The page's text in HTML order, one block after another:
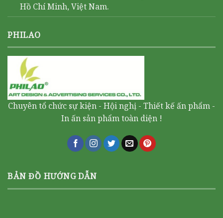
Hồ Chí Minh, Việt Nam.
PHILAO
Chuyên tổ chức sự kiện - Hội nghị - Thiết kế ấn phẩm -
In ấn sản phẩm toàn diện !
BẢN ĐỒ HƯỚNG DẪN